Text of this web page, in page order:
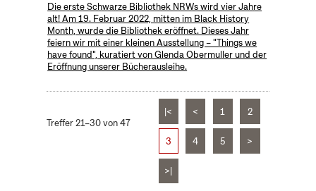
Die erste Schwarze Bibliothek NRWs wird vier Jahre
alt! Am 19. Februar 2022, mitten im Black History
Month, wurde die Bibliothek eröffnet. Dieses Jahr
feiern wir mit einer kleinen Ausstellung – "Things we
have found", kuratiert von Glenda Obermuller und der
Eröffnung unserer Bücherausleihe.
Treffer 21–30 von 47
|< < 1 2
3 4 5 >
>|